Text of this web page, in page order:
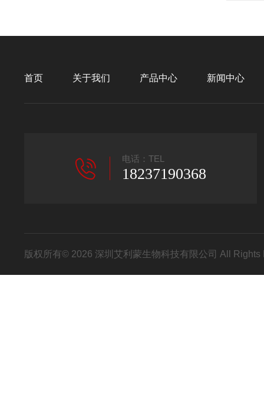
首页 关于我们 产品中心 新闻中心
电话：TEL
18237190368
版权所有© 2026 深圳艾利蒙生物科技有限公司 All